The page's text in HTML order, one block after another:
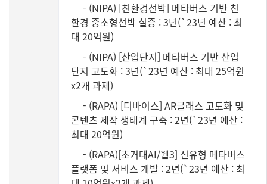
- (NIPA) [친환경선박] 메타버스 기반 친
환경 중소형선박 실증 : 3년(`23년 예산 : 최
대 20억원)
- (NIPA) [산업단지] 메타버스 기반 산업
단지 고도화 : 3년(`23년 예산 : 최대 25억원
x2개 과제)
- (RAPA) [디바이스] AR글래스 고도화 및
콘텐츠 제작 생태계 구축 : 2년(`23년 예산 :
최대 20억원)
- (RAPA)[초거대AI/웹3] 신유형 메타버스
플랫폼 및 서비스 개발 : 2년(`23년 예산 : 최